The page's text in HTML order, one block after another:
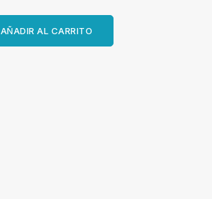
AÑADIR AL CARRITO